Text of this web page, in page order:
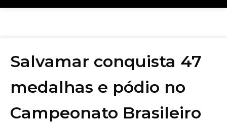
Salvamar conquista 47
medalhas e pódio no
Campeonato Brasileiro